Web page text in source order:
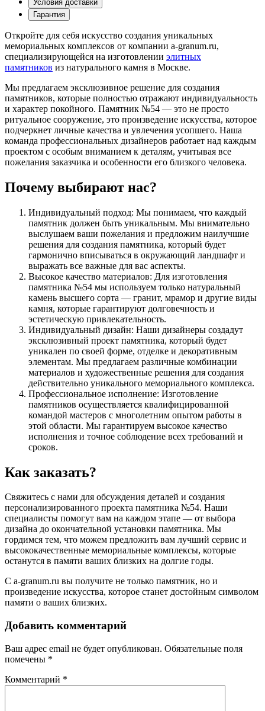
Условия доставки
Гарантия
Откройте для себя искусство создания уникальных
мемориальных комплексов от компании a-granum.ru,
специализирующейся на изготовлении элитных
памятников из натурального камня в Москве.
Мы предлагаем эксклюзивное решение для создания
памятников, которые полностью отражают индивидуальность
и характер покойного. Памятник №54 — это не просто
ритуальное сооружение, это произведение искусства, которое
подчеркнет личные качества и увлечения усопшего. Наша
команда профессиональных дизайнеров работает над каждым
проектом с особым вниманием к деталям, учитывая все
пожелания заказчика и особенности его близкого человека.
Почему выбирают нас?
Индивидуальный подход: Мы понимаем, что каждый
памятник должен быть уникальным. Мы внимательно
выслушаем ваши пожелания и предложим наилучшие
решения для создания памятника, который будет
гармонично вписываться в окружающий ландшафт и
выражать все важные для вас аспекты.
Высокое качество материалов: Для изготовления
памятника №54 мы используем только натуральный
камень высшего сорта — гранит, мрамор и другие виды
камня, которые гарантируют долговечность и
эстетическую привлекательность.
Индивидуальный дизайн: Наши дизайнеры создадут
эксклюзивный проект памятника, который будет
уникален по своей форме, отделке и декоративным
элементам. Мы предлагаем различные комбинации
материалов и художественные решения для создания
действительно уникального мемориального комплекса.
Профессиональное исполнение: Изготовление
памятников осуществляется квалифицированной
командой мастеров с многолетним опытом работы в
этой области. Мы гарантируем высокое качество
исполнения и точное соблюдение всех требований и
сроков.
Как заказать?
Свяжитесь с нами для обсуждения деталей и создания
персонализированного проекта памятника №54. Наши
специалисты помогут вам на каждом этапе — от выбора
дизайна до окончательной установки памятника. Мы
гордимся тем, что можем предложить вам лучший сервис и
высококачественные мемориальные комплексы, которые
останутся в памяти ваших близких на долгие годы.
С a-granum.ru вы получите не только памятник, но и
произведение искусства, которое станет достойным символом
памяти о ваших близких.
Добавить комментарий
Ваш адрес email не будет опубликован. Обязательные поля
помечены *
Комментарий *